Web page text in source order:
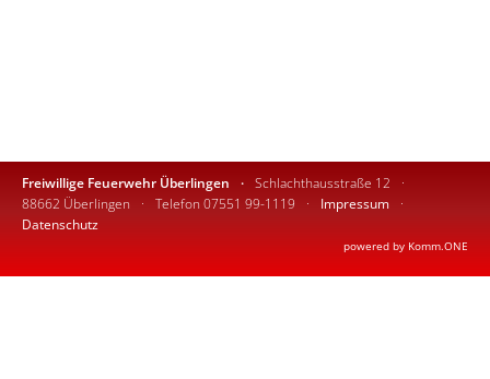
Freiwillige Feuerwehr Überlingen
Schlachthausstraße 12
88662 Überlingen
Telefon 07551 99-1119
Impressum
Datenschutz
powered by Komm.ONE